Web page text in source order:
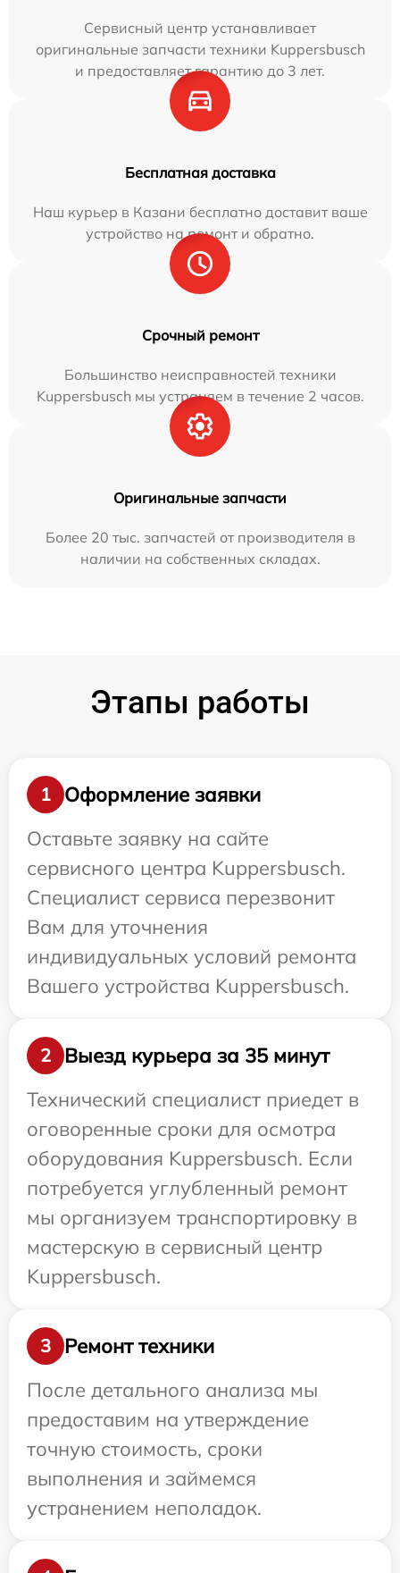
Сервисный центр устанавливает
оригинальные запчасти техники Kuppersbusch
и предоставляет гарантию до 3 лет.
Бесплатная доставка
Наш курьер в Казани бесплатно доставит ваше
устройство на ремонт и обратно.
Срочный ремонт
Большинство неисправностей техники
Kuppersbusch мы устраняем в течение 2 часов.
Оригинальные запчасти
Более 20 тыс. запчастей от производителя в
наличии на собственных складах.
Этапы работы
1
Оформление заявки
Оставьте заявку на сайте
сервисного центра Kuppersbusch.
Специалист сервиса перезвонит
Вам для уточнения
индивидуальных условий ремонта
Вашего устройства Kuppersbusch.
2
Выезд курьера за 35 минут
Технический специалист приедет в
оговоренные сроки для осмотра
оборудования Kuppersbusch. Если
потребуется углубленный ремонт
мы организуем транспортировку в
мастерскую в сервисный центр
Kuppersbusch.
3
Ремонт техники
После детального анализа мы
предоставим на утверждение
точную стоимость, сроки
выполнения и займемся
устранением неполадок.